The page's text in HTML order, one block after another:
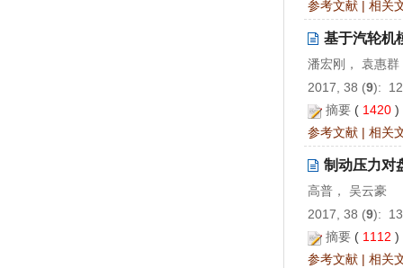
参考文献 | 相关
基于汽轮机
潘宏刚， 袁惠
2017, 38 (9):
摘要 ( 1420
参考文献 | 相关
制动压力对
高普， 吴云豪
2017, 38 (9):
摘要 ( 1112
参考文献 | 相关